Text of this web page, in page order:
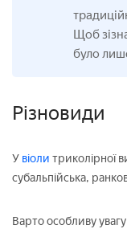
Щоб
було
Різновиди
У віоли триколірної
субальпійська,
Варто особливу